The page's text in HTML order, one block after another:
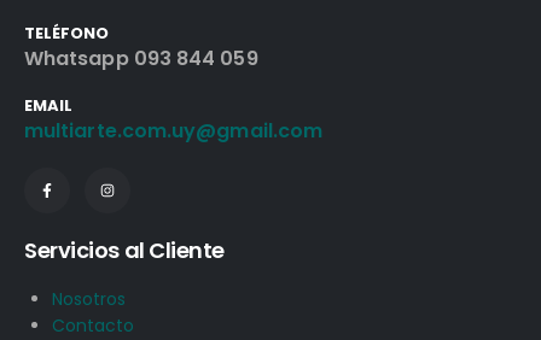
TELÉFONO
Whatsapp 093 844 059
EMAIL
multiarte.com.uy@gmail.com
Servicios al Cliente
Nosotros
Contacto